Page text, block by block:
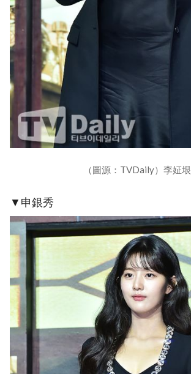
（圖源：TVDaily）李姃垠
▼申銀秀